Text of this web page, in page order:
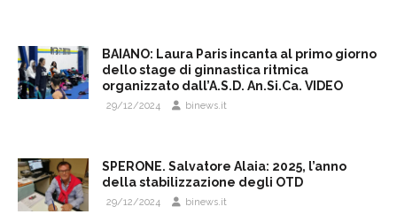
BAIANO: Laura Paris incanta al primo giorno
dello stage di ginnastica ritmica
organizzato dall’A.S.D. An.Si.Ca. VIDEO
29/12/2024 binews.it
SPERONE. Salvatore Alaia: 2025, l’anno
della stabilizzazione degli OTD
29/12/2024 binews.it